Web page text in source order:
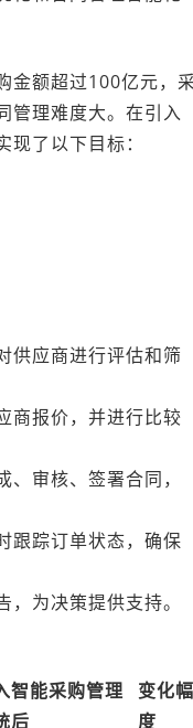
金额超过100亿元，
管理难度大。在引入
了以下目标：
供应商进行评估和筛
商报价，并进行比较
审核、签署合同，
跟踪订单状态，确保
为决策提供支持。
智能采购管理
后
变化
度